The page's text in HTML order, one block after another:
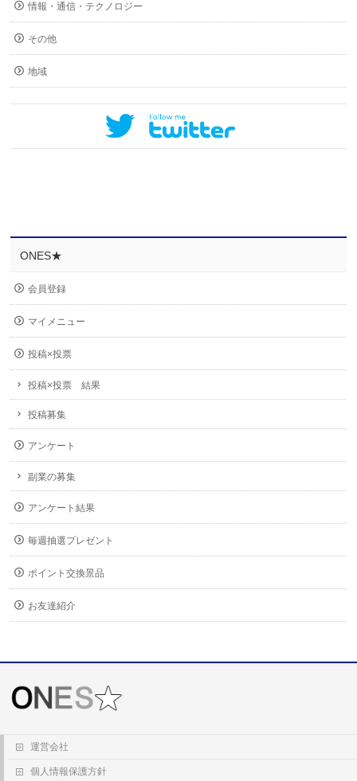
情報・通信・テクノロジー
その他
地域
ONES★
会員登録
マイメニュー
投稿×投票
投稿×投票 結果
投稿募集
アンケート
副業の募集
アンケート結果
毎週抽選プレゼント
ポイント交換景品
お友達紹介
運営会社
個人情報保護方針